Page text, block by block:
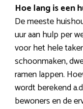
Hoe lang is een
De meeste
uur aan hulp per
voor het hele
schoonmaken,
ramen lappen.
wordt berekend
bewoners en de